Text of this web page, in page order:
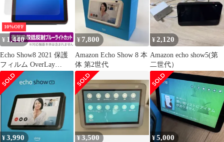
10%OFF
¥ 1,440
Echo Show8 2021 保護
フィルム OverLay
Absorber for Amazon
Echo Show 8 第2世代
2021年モデル 衝撃吸収
低反射 ブルーライトカ
ット 抗菌
¥ 7,800
Amazon Echo Show 8 本
体 第2世代
¥2,120
Amazon echo show5(第
二世代）
¥3,990 ¥3,500 ¥5,000